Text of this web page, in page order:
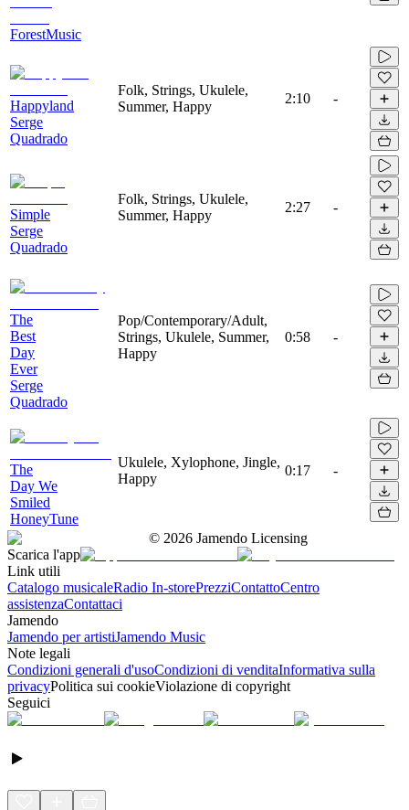
ForestMusic
Happyland
Serge
Quadrado
Folk, Strings, Ukulele,
Summer, Happy
2:10 -
Simple
Serge
Quadrado
Folk, Strings, Ukulele,
Summer, Happy
2:27 -
The
Best
Day
Ever
Serge
Quadrado
Pop/Contemporary/Adult,
Strings, Ukulele, Summer,
Happy
0:58 -
The
Day We
Smiled
HoneyTune
Ukulele, Xylophone, Jingle,
Happy
0:17 -
© 2026 Jamendo Licensing
Scarica l'app
Link utili
Catalogo musicaleRadio In-storePrezziContattoCentro
assistenzaContattaci
Jamendo
Jamendo per artistiJamendo Music
Note legali
Condizioni generali d'usoCondizioni di venditaInformativa sulla
privacyPolitica sui cookieViolazione di copyright
Seguici